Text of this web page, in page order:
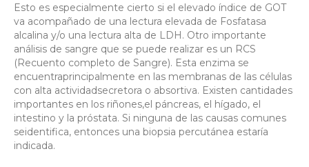
Esto es especialmente cierto si el elevado índice de GOT
va acompañado de una lectura elevada de Fosfatasa
alcalina y/o una lectura alta de LDH. Otro importante
análisis de sangre que se puede realizar es un RCS
(Recuento completo de Sangre). Esta enzima se
encuentraprincipalmente en las membranas de las células
con alta actividadsecretora o absortiva. Existen cantidades
importantes en los riñones,el páncreas, el hígado, el
intestino y la próstata. Si ninguna de las causas comunes
seidentifica, entonces una biopsia percutánea estaría
indicada.